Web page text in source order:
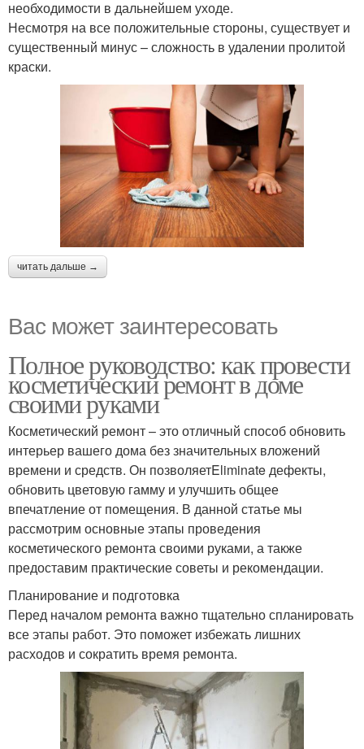
необходимости в дальнейшем уходе.
Несмотря на все положительные стороны, существует и
существенный минус – сложность в удалении пролитой
краски.
читать дальше →
Вас может заинтересовать
Полное руководство: как провести
косметический ремонт в доме
своими руками
Косметический ремонт – это отличный способ обновить
интерьер вашего дома без значительных вложений
времени и средств. Он позволяетEliminate дефекты,
обновить цветовую гамму и улучшить общее
впечатление от помещения. В данной статье мы
рассмотрим основные этапы проведения
косметического ремонта своими руками, а также
предоставим практические советы и рекомендации.
Планирование и подготовка
Перед началом ремонта важно тщательно спланировать
все этапы работ. Это поможет избежать лишних
расходов и сократить время ремонта.